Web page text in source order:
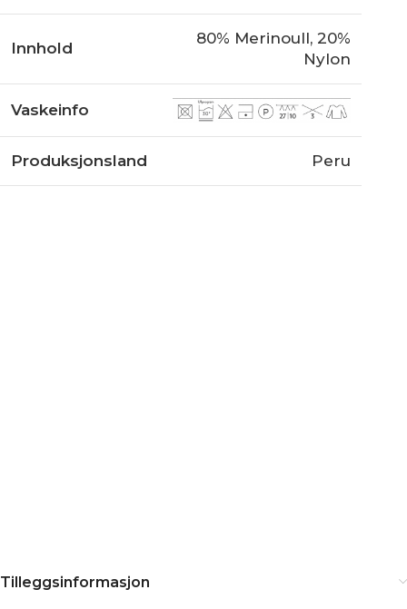
Innhold
80% Merinoull, 20%
Nylon
Vaskeinfo
Produksjonsland Peru
Tilleggsinformasjon